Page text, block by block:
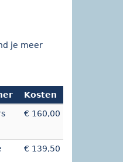
je meer
Kosten
€ 160,00
€ 139,50